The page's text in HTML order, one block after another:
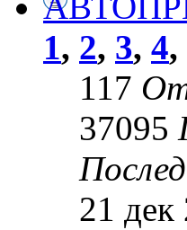
1, 2, 3, 4,
117
37095
21 дек